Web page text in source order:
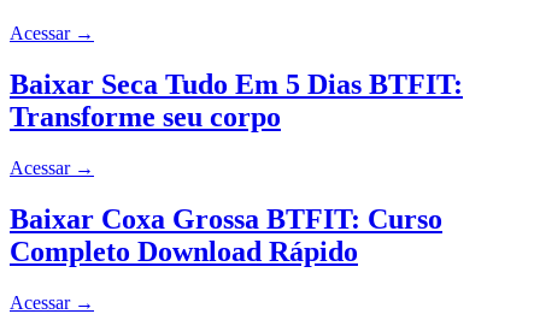
Acessar →
Baixar Seca Tudo Em 5 Dias BTFIT:
Transforme seu corpo
Acessar →
Baixar Coxa Grossa BTFIT: Curso
Completo Download Rápido
Acessar →